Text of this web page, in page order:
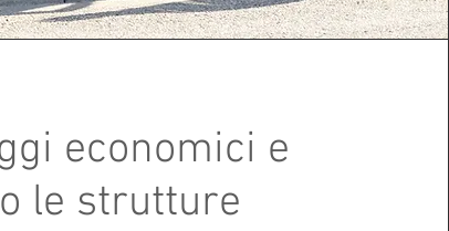
economici e
le strutture